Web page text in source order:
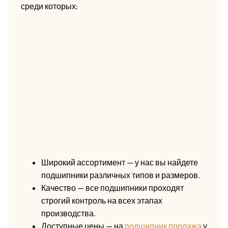
среди которых:
Широкий ассортимент — у нас вы найдете
подшипники различных типов и размеров.
Качество — все подшипники проходят
строгий контроль на всех этапах
производства.
Доступные цены — на подшипник продажа у